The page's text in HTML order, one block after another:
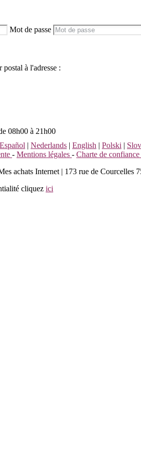
Mot de passe
à l'adresse :
08h00 à 21h00
Español | Nederlands | English | Polski |
- Mentions légales - Charte de confiance
achats Internet | 173 rue de Courcelles
cliquez ici